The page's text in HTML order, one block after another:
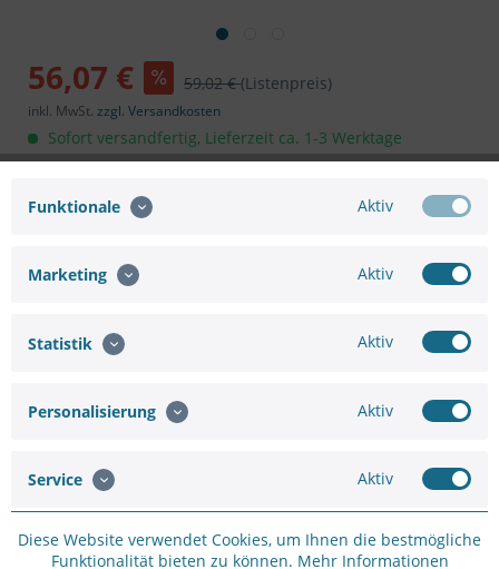
56,07 € 59,02 €(Listenpreis)
inkl. MwSt. zzgl. Versandkosten
Sofort versandfertig, Lieferzeit ca. 1-3 Werktage
Merken
Hersteller:
EAN:
Beschreibung
Funktionale Aktiv
Marketing Aktiv
Statistik Aktiv
Personalisierung Aktiv
Service Aktiv
Diese Website verwendet Cookies, um Ihnen die bestmögliche
Funktionalität bieten zu können. Mehr Informationen